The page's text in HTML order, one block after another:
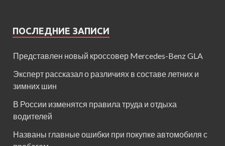
ПОСЛЕДНИЕ ЗАПИСИ
Представлен новый кроссовер Mercedes-Benz GLA
Эксперт рассказал о различиях в составе летних и
зимних шин
В России изменятся правила труда и отдыха
водителей
Названы главные ошибки при покупке автомобиля с